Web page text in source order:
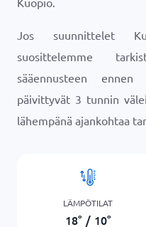
Jos suunnittelet
suosittelemme
sääennusteen ennen
päivittyvät 3 tunnin
lähempänä ajankohtaa
LÄMPÖTILAT
18° / 10°